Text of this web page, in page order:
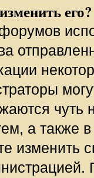
его?
чуть
а также
изменить